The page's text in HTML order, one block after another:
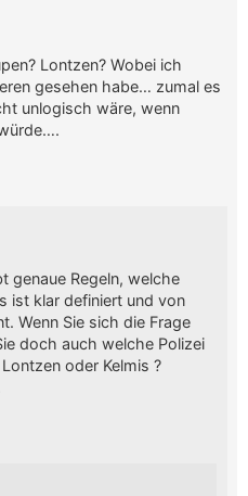
Lontzen? Wobei ich
gesehen habe… zumal es
unlogisch wäre, wenn
genaue Regeln, welche
ist klar definiert und von
Wenn Sie sich die Frage
doch auch welche Polizei
oder Kelmis ?